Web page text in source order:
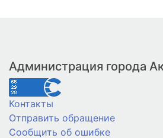
Администрация города
Контакты
Отправить обращение
Сообщить об ошибке